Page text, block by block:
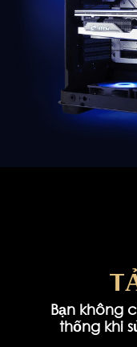
Bạn không
thống khi